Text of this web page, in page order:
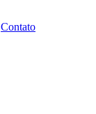
Contato